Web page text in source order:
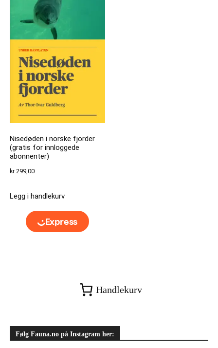
Nisedøden i norske fjorder
(gratis for innloggede
abonnenter)
kr299,00
Legg i handlekurv
Handlekurv
Følg Fauna.no på Instagram her: